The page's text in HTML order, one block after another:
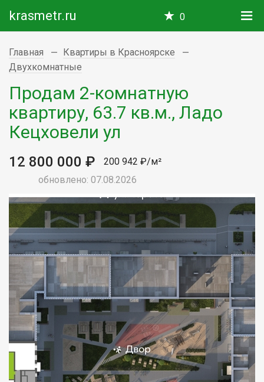
krasmetr.ru 0
Главная
Квартиры в Красноярске
Двухкомнатные
Продам 2-комнатную
квартиру, 63.7 кв.м., Ладо
Кецховели ул
12 800 000 ₽
200 942 ₽/м²
обновлено: 07.08.2026